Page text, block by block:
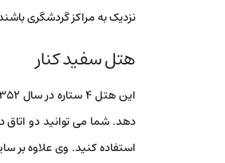
نزدیک به مراکز گردشگری
هتل سفید کنار
دهد. شما می توانید دو اتاق
استفاده کنید. وی علاوه بر